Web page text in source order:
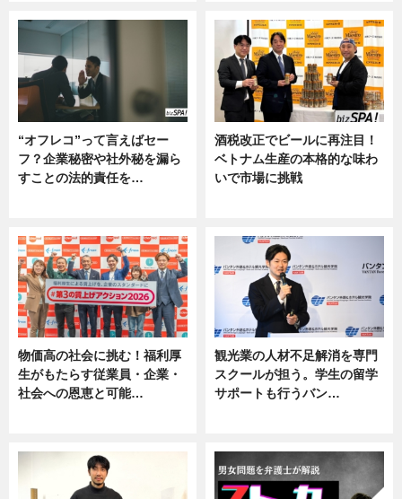
“オフレコ”って言えばセー
フ？企業秘密や社外秘を漏ら
すことの法的責任を…
酒税改正でビールに再注目！
ベトナム生産の本格的な味わ
いで市場に挑戦
物価高の社会に挑む！福利厚
生がもたらす従業員・企業・
社会への恩恵と可能…
観光業の人材不足解消を専門
スクールが担う。学生の留学
サポートも行うバン…